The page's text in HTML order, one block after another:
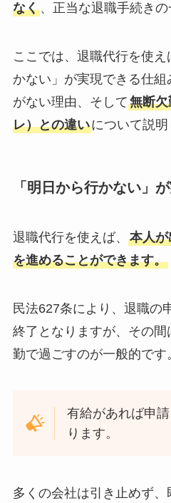
なく、正当な退職手続きの
ここでは、退職代行を使
かない」が実現できる仕
がない理由、そして無断
レ）との違いについて説明
「明日から行かない」
退職代行を使えば、 本人
を進めることができます。
民法627条により、退職の
終了となりますが、その
勤で過ごすのが一般的です
有給があれば申
ります。
多くの会社は引き止めず